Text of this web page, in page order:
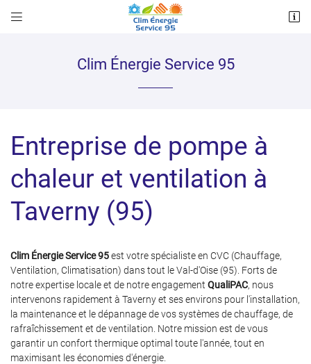
 
07 86 88 01 29
 Adresse email de réception
 Recopier le code ci-contre
Rafraîchir le captcha
Clim Énergie Service 95
Entreprise de pompe à
chaleur et ventilation à
Taverny (95)
Clim Énergie Service 95est votre spécialiste en CVC (Chauffage,
Ventilation, Climatisation) dans tout le Val-d'Oise (95). Forts de
notre expertise locale et de notre engagement QualiPAC, nous
intervenons rapidement à Taverny et ses environs pour l'installation,
la maintenance et le dépannage de vos systèmes de chauffage, de
rafraîchissement et de ventilation. Notre mission est de vous
garantir un confort thermique optimal toute l'année, tout en
maximisant les économies d'énergie.